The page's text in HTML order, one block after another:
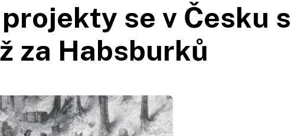
projekty se v Česku
za Habsburků